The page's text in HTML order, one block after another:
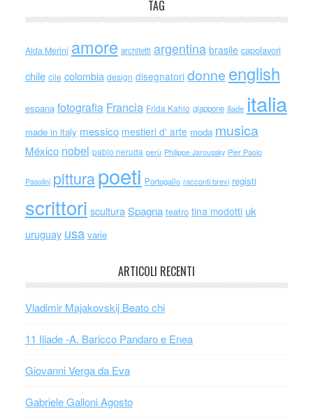
TAG
Alda Merini amore architetti argentina brasile capolavori
chile cile colombia design disegnatori donne english
espana fotografia Francia Frida Kahlo giappone iliade italia
made in italy messico mestieri d' arte moda musica
México nobel pablo neruda perù Philippe Jaroussky Pier Paolo
Pasolini pitturapoeti Portogallo racconti brevi registi
scrittori scultura Spagna teatro tina modotti uk
uruguay usa varie
ARTICOLI RECENTI
Vladimir Majakovskij Beato chi
11 Iliade -A. Baricco Pandaro e Enea
Giovanni Verga da Eva
Gabriele Galloni Agosto